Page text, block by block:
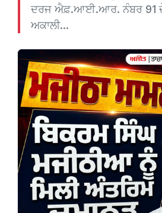
ਦਰਜ ਐਫ਼.ਆਈ.ਆਰ. ਨੰਬਰ 91 ਦੇ
ਅਕਾਲੀ...